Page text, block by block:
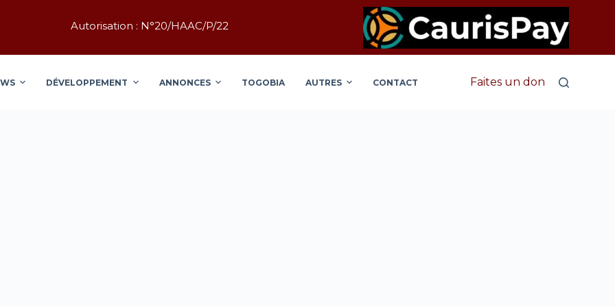
Autorisation : N°20/HAAC/P/22
DÉVELOPPEMENT ANNONCES TOGOBIA AUTRES CONTACT Faites un don